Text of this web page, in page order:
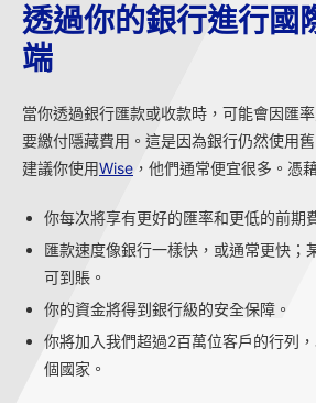
透過你的銀行進行國
端
當你透過銀行匯款或收款時，可能會因匯
要繳付隱藏費用。這是因為銀行仍然使用
建議你使用Wise ，他們通常便宜很多。憑
你每次將享有更好的匯率和更低的前期
匯款速度像銀行一樣快，或通常更快；
可到賬。
你的資金將得到銀行級的安全保障。
你將加入我們超過2百萬位客戶的行列
個國家。